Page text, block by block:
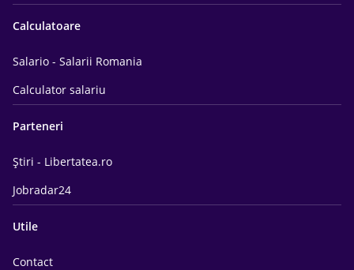
Calculatoare
Salario - Salarii Romania
Calculator salariu
Parteneri
Știri - Libertatea.ro
Jobradar24
Utile
Contact